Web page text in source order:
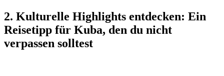
2. Kulturelle Highlights entdecken: Ein
Reisetipp für Kuba, den du nicht
verpassen solltest